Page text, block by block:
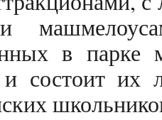
в парке
и состоит их